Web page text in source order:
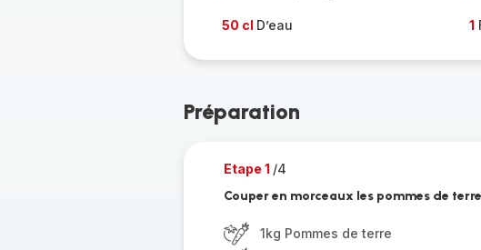
50 cl D’eau 1
Préparation
Etape 1 /4
Couper en morceaux les pommes de
1kg Pommes de terre